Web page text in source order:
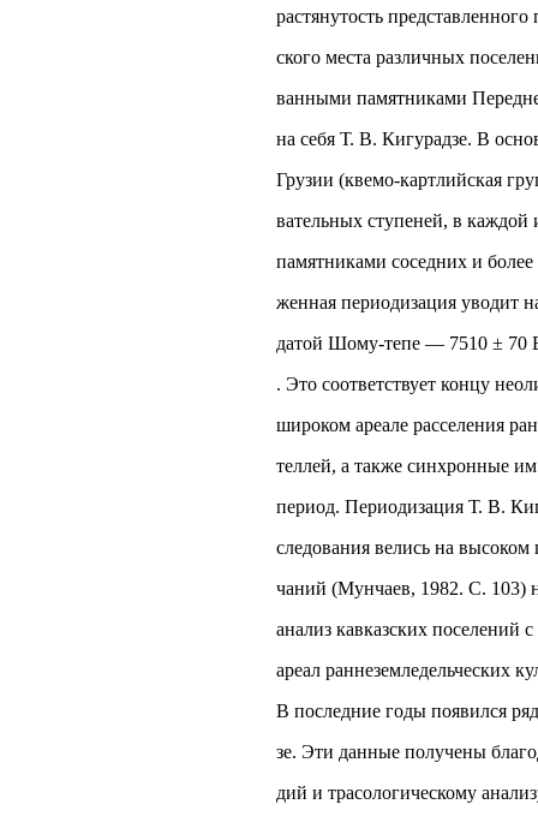
растянутость
ского места различных
ванными памятниками
на себя Т. В. Кигурадзе. В
Грузии (квемо-картлийская
вательных ступеней, в каждой
памятниками соседних и
женная периодизация уводит
датой Шому-тепе — 7510 ± 70
. Это соответствует концу
широком ареале расселения
теллей, а также синхронные
период. Периодизация Т. В.
следования велись на
чаний (Мунчаев, 1982. С. 103)
анализ кавказских поселений
ареал раннеземледельческих
В последние годы появился
зе. Эти данные получены
дий и трасологическому